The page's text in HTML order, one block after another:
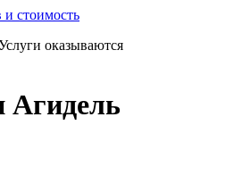
стоимость
оказываются
Агидель